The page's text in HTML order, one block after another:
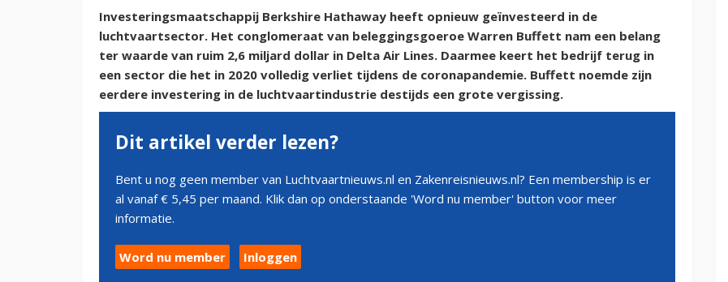
Investeringsmaatschappij Berkshire Hathaway heeft opnieuw geïnvesteerd in de
luchtvaartsector. Het conglomeraat van beleggingsgoeroe Warren Buffett nam een belang
ter waarde van ruim 2,6 miljard dollar in Delta Air Lines. Daarmee keert het bedrijf terug in
een sector die het in 2020 volledig verliet tijdens de coronapandemie. Buffett noemde zijn
eerdere investering in de luchtvaartindustrie destijds een grote vergissing.
Dit artikel verder lezen?
Bent u nog geen member van Luchtvaartnieuws.nl en Zakenreisnieuws.nl? Een membership is er
al vanaf € 5,45 per maand. Klik dan op onderstaande 'Word nu member' button voor meer
informatie.
Word nu member Inloggen